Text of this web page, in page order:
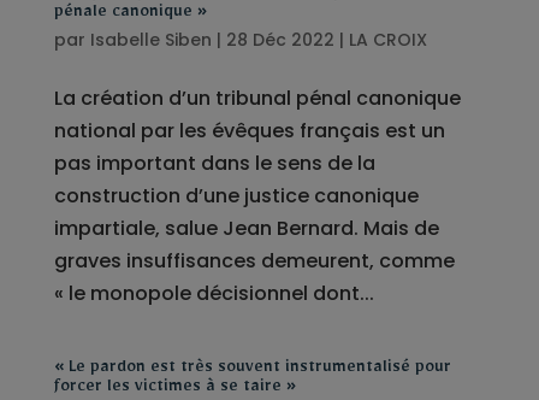
pénale canonique »
par Isabelle Siben | 28 Déc 2022 | LA CROIX
La création d’un tribunal pénal canonique
national par les évêques français est un
pas important dans le sens de la
construction d’une justice canonique
impartiale, salue Jean Bernard. Mais de
graves insuffisances demeurent, comme
« le monopole décisionnel dont...
« Le pardon est très souvent instrumentalisé pour
forcer les victimes à se taire »